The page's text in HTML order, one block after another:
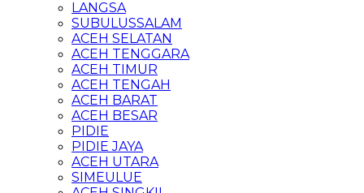
LANGSA
SUBULUSSALAM
ACEH SELATAN
ACEH TENGGARA
ACEH TIMUR
ACEH TENGAH
ACEH BARAT
ACEH BESAR
PIDIE
PIDIE JAYA
ACEH UTARA
SIMEULUE